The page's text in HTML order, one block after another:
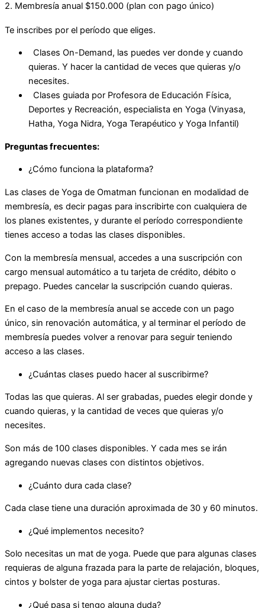
2. Membresía anual $150.000 (plan con pago único)
Te inscribes por el período que eliges.
Clases On-Demand, las puedes ver donde y cuando
quieras. Y hacer la cantidad de veces que quieras y/o
necesites.
Clases guiada por Profesora de Educación Física,
Deportes y Recreación, especialista en Yoga (Vinyasa,
Hatha, Yoga Nidra, Yoga Terapéutico y Yoga Infantil)
Preguntas frecuentes:
¿Cómo funciona la plataforma?
Las clases de Yoga de Omatman funcionan en modalidad de
membresía, es decir pagas para inscribirte con cualquiera de
los planes existentes, y durante el período correspondiente
tienes acceso a todas las clases disponibles.
Con la membresía mensual, accedes a una suscripción con
cargo mensual automático a tu tarjeta de crédito, débito o
prepago. Puedes cancelar la suscripción cuando quieras.
En el caso de la membresía anual se accede con un pago
único, sin renovación automática, y al terminar el período de
membresía puedes volver a renovar para seguir teniendo
acceso a las clases.
¿Cuántas clases puedo hacer al suscribirme?
Todas las que quieras. Al ser grabadas, puedes elegir donde y
cuando quieras, y la cantidad de veces que quieras y/o
necesites.
Son más de 100 clases disponibles. Y cada mes se irán
agregando nuevas clases con distintos objetivos.
¿Cuánto dura cada clase?
Cada clase tiene una duración aproximada de 30 y 60 minutos.
¿Qué implementos necesito?
Solo necesitas un mat de yoga. Puede que para algunas clases
requieras de alguna frazada para la parte de relajación, bloques,
cintos y bolster de yoga para ajustar ciertas posturas.
¿Qué pasa si tengo alguna duda?